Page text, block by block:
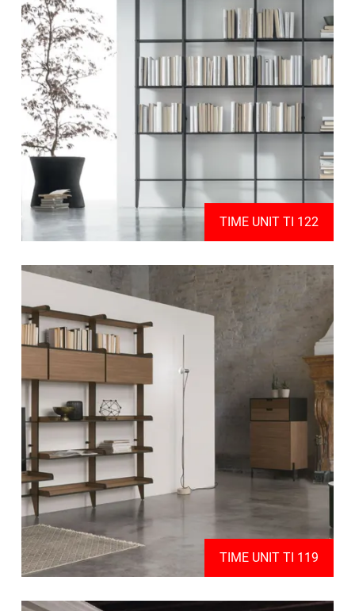
TIME UNIT TI 122
TIME UNIT TI 119